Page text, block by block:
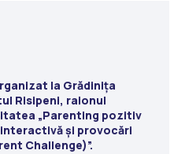
la Grădiniţa
Risipeni, raionul
„Parenting pozitiv
și provocări
Challenge)”.